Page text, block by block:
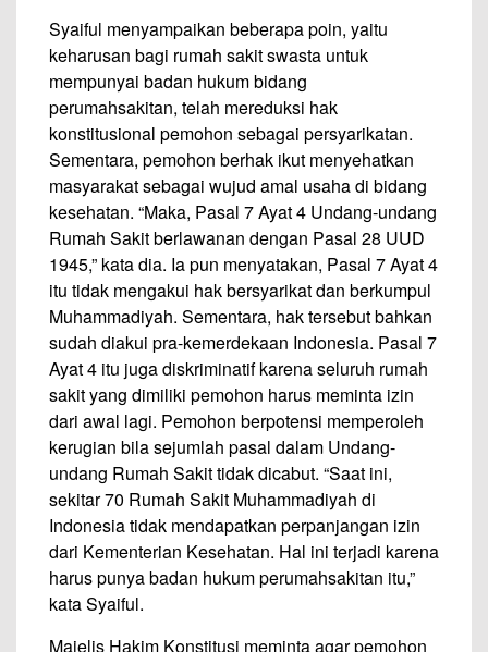
Syaiful menyampaikan beberapa poin, yaitu
keharusan bagi rumah sakit swasta untuk
mempunyai badan hukum bidang
perumahsakitan, telah mereduksi hak
konstitusional pemohon sebagai persyarikatan.
Sementara, pemohon berhak ikut menyehatkan
masyarakat sebagai wujud amal usaha di bidang
kesehatan. “Maka, Pasal 7 Ayat 4 Undang-undang
Rumah Sakit berlawanan dengan Pasal 28 UUD
1945,” kata dia. Ia pun menyatakan, Pasal 7 Ayat 4
itu tidak mengakui hak bersyarikat dan berkumpul
Muhammadiyah. Sementara, hak tersebut bahkan
sudah diakui pra-kemerdekaan Indonesia. Pasal 7
Ayat 4 itu juga diskriminatif karena seluruh rumah
sakit yang dimiliki pemohon harus meminta izin
dari awal lagi. Pemohon berpotensi memperoleh
kerugian bila sejumlah pasal dalam Undang-
undang Rumah Sakit tidak dicabut. “Saat ini,
sekitar 70 Rumah Sakit Muhammadiyah di
Indonesia tidak mendapatkan perpanjangan izin
dari Kementerian Kesehatan. Hal ini terjadi karena
harus punya badan hukum perumahsakitan itu,”
kata Syaiful.
Majelis Hakim Konstitusi meminta agar pemohon